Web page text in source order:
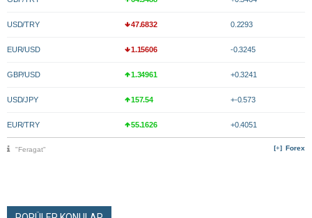
USD/TRY 47.6832 0.2293
EUR/USD 1.15606 -0.3245
GBP/USD 1.34961 +0.3241
USD/JPY 157.54 +-0.573
EUR/TRY 55.1626 +0.4051
Forex
"Feragat"